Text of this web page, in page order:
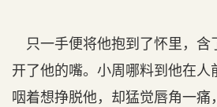
只一手便将他抱到了怀里，含
开了他的嘴。小周哪料到他在
咽着想挣脱他，却猛觉唇角一痛